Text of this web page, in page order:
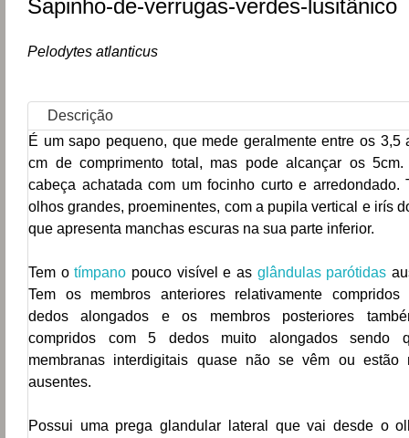
Sapinho-de-verrugas-verdes-lusitânico
Pelodytes atlanticus
Descrição
É um sapo pequeno, que mede geralmente entre os 3,5
cm de comprimento total, mas pode alcançar os 5cm.
cabeça achatada com um focinho curto e arredondado.
olhos grandes, proeminentes, com a pupila vertical e irís
que apresenta manchas escuras na sua parte inferior.
Tem otímpano pouco visível e as glândulas parótidas
Tem os membros anteriores relativamente
dedos alongados e os membros posteriores
compridos com 5 dedos muito alongados sendo
membranas interdigitais quase não se vêm ou estão
ausentes.
Possui uma prega glandular lateral que vai desde o